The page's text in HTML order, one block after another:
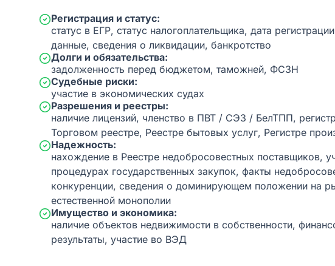
Регистрация и статус:
статус в ЕГР, статус налогоплательщика, дата
данные, сведения о ликвидации, банкротство
Долги и обязательства:
задолженность перед бюджетом, таможней, ФСЗН
Судебные риски:
участие в экономических судах
Разрешения и реестры:
наличие лицензий, членство в ПВТ / СЭЗ / БелТПП,
Торговом реестре, Реестре бытовых услуг, Регистре
Надежность:
нахождение в Реестре недобросовестных поставщиков,
процедурах государственных закупок, факты
конкуренции, сведения о доминирующем положении на
естественной монополии
Имущество и экономика:
наличие объектов недвижимости в собственности,
результаты, участие во ВЭД